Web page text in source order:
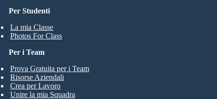
Per Studenti
La mia Classe
Photos For Class
Per i Team
Prova Gratuita per i Team
Risorse Aziendali
Crea per Lavoro
Unire la mia Squadra